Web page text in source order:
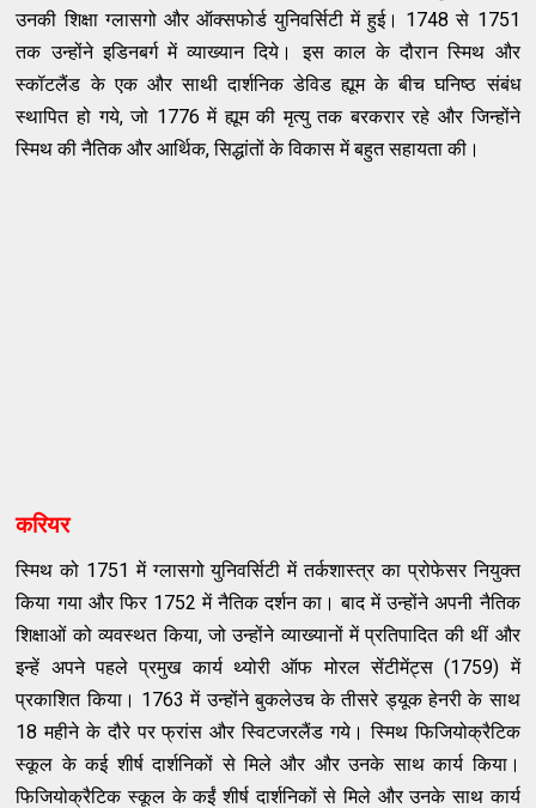
उनकी शिक्षा ग्‍लासगो और ऑक्‍सफोर्ड युनिवर्सिटी में हुई। 1748से 1751
तक उन्‍होंने इडिनबर्ग में व्‍याख्‍यान दिये। इस काल के दौरान स्‍मिथ और
स्‍कॉटलैंड के एक और साथी दार्शनिक डेविड ह्यूम के बीच घनिष्‍ठ संबंध
स्‍थापित हो गये,जो 1776में ह्यूम की मृत्‍यु तक बरकरार रहे और जिन्‍होंने
स्‍मिथ की नैतिक और आर्थिक,सिद्धांतों के विकास में बहुत सहायता की।
करियर
स्‍मिथ को 1751में ग्‍लासगो युनिवर्सिटी में तर्कशास्‍त्र का प्रोफेसर नियुक्‍त
किया गया और फिर 1752में नैतिक दर्शन का। बाद में उन्‍होंने अपनी नैतिक
शिक्षाओं को व्‍यवस्‍थत किया,जो उन्‍होंने व्‍याख्‍यानों में प्रतिपादित की थीं और
इन्‍हें अपने पहले प्रमुख कार्य थ्‍योरी ऑफ मोरल सेंटीमेंट्स(1759)में
प्रकाशित किया। 1763में उन्‍होंने बुकलेउच के तीसरे ड्यूक हेनरी के साथ
18महीने के दौरे पर फ्रांस और स्‍विटजरलैंड गये। स्‍मिथ फिजियोक्रैटिक
स्‍कूल के कई शीर्ष दार्शनिकों से मिले और और उनके साथ कार्य किया।
फिजियोक्रैटिक स्‍कूल के कईं शीर्ष दार्शनिकों से मिले और उनके साथ कार्य